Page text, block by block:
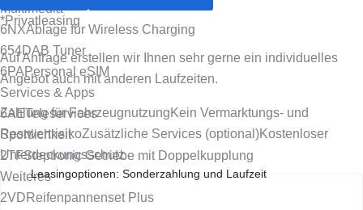
Multimedia
6NXAblage für Wireless Charging
654DAB Tuner
6PA Personal eSIM
Services & Apps
6AETeleservices
Sportlichkeit
2TFSteptronic Getriebe mit Doppelkupplung
Weiteres
2VD Reifenpannenset Plus
*Privatleasing
Auf Anfrage erstellen wir Ihnen sehr gerne ein individuelles
Angebot auch mit anderen Laufzeiten.
Zahlung für Fahrzeugnutzung Kein Vermarktungs- und
RestwertrisikoZusätzliche Services (optional)Kostenloser
Unterdeckungsschutz
Leasingoptionen: Sonderzahlung und Laufzeit